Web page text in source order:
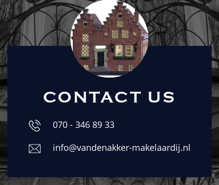
CONTACT US
070 - 346 89 33
info@vandenakker-makelaardij.nl